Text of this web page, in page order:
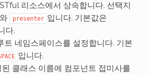
리소스에서 상속합니다. 선택지
와 presenter 입니다. 기본값은
다.
트 네임스페이스를 설정합니다. 기본
입니다.
된 클래스 이름에 컴포넌트 접미사를